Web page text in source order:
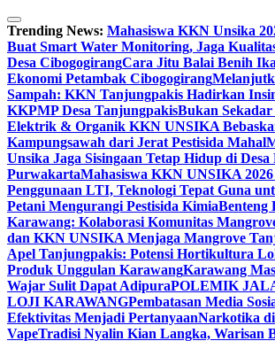
Skip
to
content
Trending News: Mahasiswa KKN Unsika
Buat Smart Water Monitoring, Jaga
Desa CibogogirangCara Jitu Balai Benih
Ekonomi Petambak Cibogogirang
Sampah: KKN Tanjungpakis Hadirkan
KKPMP Desa TanjungpakisBukan Sekadar
Elektrik & Organik KKN UNSIKA
Kampungsawah dari Jerat Pestisida Mahal
Unsika Jaga Sisingaan Tetap Hidup di
PurwakartaMahasiswa KKN UNSIKA
Penggunaan LTI, Teknologi Tepat Guna
Petani Mengurangi Pestisida KimiaBenteng
Karawang: Kolaborasi Komunitas
dan KKN UNSIKA Menjaga Mangrove
Apel Tanjungpakis: Potensi Hortikultura
Produk Unggulan KarawangKarawang
Wajar Sulit Dapat AdipuraPOLEMIK
LOJI KARAWANGPembatasan Media
Efektivitas Menjadi PertanyaanNarkotika
VapeTradisi Nyalin Kian Langka, Warisan